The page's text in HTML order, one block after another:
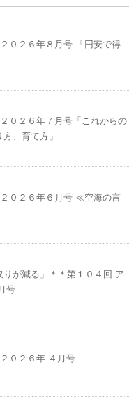
０２６年８月号 「円安で得
０２６年７月号「これからの
、育て方」
０２６年６月号 ≪空海の言
りが減る」＊＊第１０４回 ア
号
０２６年 ４月号